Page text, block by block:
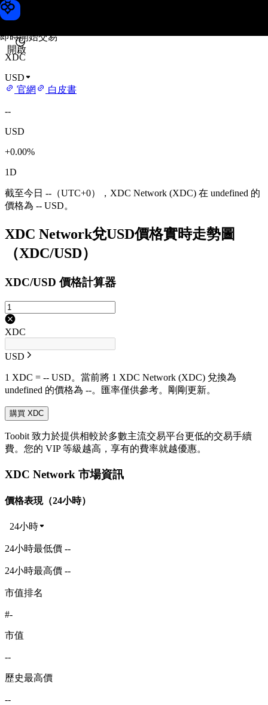
即時開始交易
開啟
XDC Network 價格
XDC
USD
官網
白皮書
--
USD
+0.00%
1D
截至今日 --（UTC+0），XDC Network (XDC) 在 undefined 的
價格為 -- USD。
XDC Network兌USD價格實時走勢圖
（XDC/USD）
XDC/USD 價格計算器
XDC
USD
1 XDC = -- USD。當前將 1 XDC Network (XDC) 兌換為
undefined 的價格為 --。匯率僅供參考。剛剛更新。
購買 XDC
Toobit 致力於提供相較於多數主流交易平台更低的交易手續
費。您的 VIP 等級越高，享有的費率就越優惠。
XDC Network 市場資訊
價格表現（24小時）
24小時
24小時最低價 --
24小時最高價 --
市值排名
#-
市值
--
歷史最高價
--